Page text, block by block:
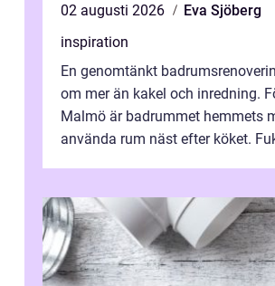
02 augusti 2026
Eva Sjöberg
inspiration
En genomtänkt
om mer än kakel och inredning.
Malmö är badrummet hemmets
använda rum näst efter köket.